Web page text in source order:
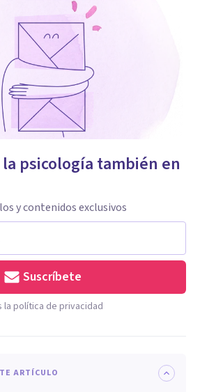
psicología también en
y contenidos exclusivos
Suscríbete
política de privacidad
ARTÍCULO